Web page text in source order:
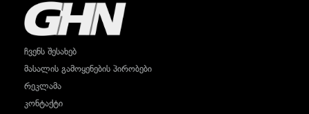
ჩვენს შესახებ
მასალის გამოყენების პირობები
რეკლამა
კონტაქტი